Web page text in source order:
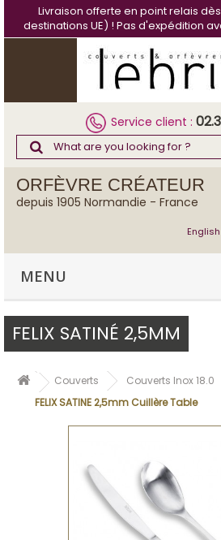
Livraison offerte en point relais
destinations UE) ! Pas d'expédition
Service client :
ORFÈVRE CRÉATEUR
depuis 1905 Normandie - France
English
MENU
FELIX SATINÉ 2,5MM
Couverts Couverts Inox 18.0
FELIX SATINE 2,5mm Cuillère Table
Cookies management panel